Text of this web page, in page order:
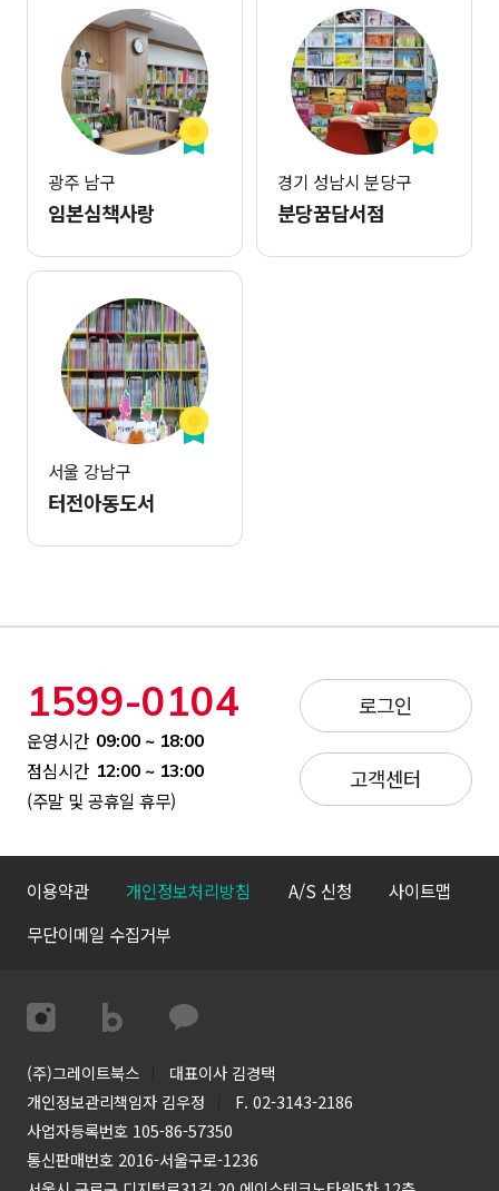
광주 남구
임본심책사랑
경기 성남시 분당구
분당꿈담서점
서울 강남구
터전아동도서
1599-0104
운영시간 09:00 ~ 18:00
점심시간 12:00 ~ 13:00
(주말 및 공휴일 휴무)
로그인
고객센터
이용약관 개인정보처리방침 A/S 신청
사이트맵
무단이메일 수집거부
(주)그레이트북스
대표이사 김경택
개인정보관리책임자 김우정
F. 02-3143-2186
사업자등록번호 105-86-57350
통신판매번호 2016-서울구로-1236